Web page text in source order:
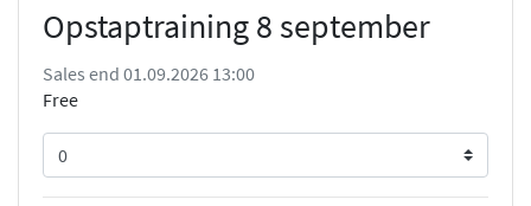
Opstaptraining 8 september
Sales end 01.09.2026 13:00
Free
Quantity